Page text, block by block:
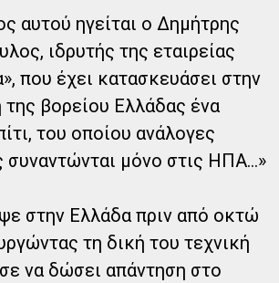
αυτού ηγείται ο Δημήτρης
ιδρυτής της εταιρείας
που έχει κατασκευάσει στην
της βορείου Ελλάδας ένα
του οποίου ανάλογες
συναντώνται μόνο στις ΗΠΑ...»
στην Ελλάδα πριν από οκτώ
τη δική του τεχνική
να δώσει απάντηση στο